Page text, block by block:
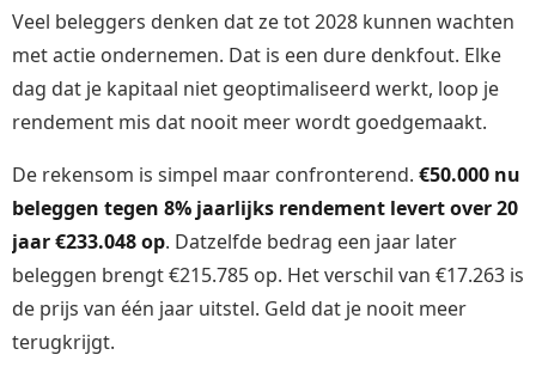
Veel beleggers denken dat ze tot 2028 kunnen wachten
met actie ondernemen. Dat is een dure denkfout. Elke
dag dat je kapitaal niet geoptimaliseerd werkt, loop je
rendement mis dat nooit meer wordt goedgemaakt.
De rekensom is simpel maar confronterend. €50.000 nu
beleggen tegen 8% jaarlijks rendement levert over 20
jaar €233.048 op. Datzelfde bedrag een jaar later
beleggen brengt €215.785 op. Het verschil van €17.263 is
de prijs van één jaar uitstel. Geld dat je nooit meer
terugkrijgt.